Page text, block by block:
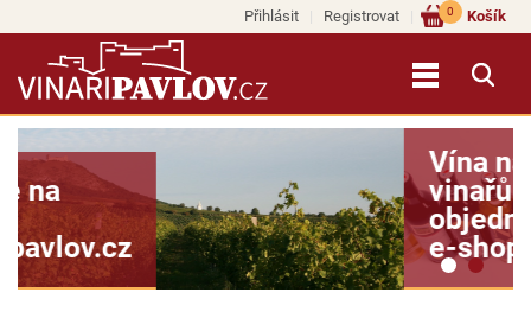
Přihlásit Registrovat Košík
0
Vína našich
vinařů si
objednejte na
e-shopu >>